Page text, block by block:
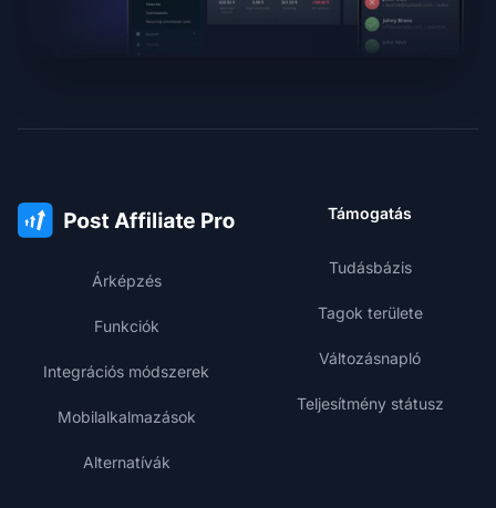
Árképzés
Funkciók
Integrációs módszerek
Mobilalkalmazások
Alternatívák
Támogatás
Tudásbázis
Tagok területe
Változásnapló
Teljesítmény státusz